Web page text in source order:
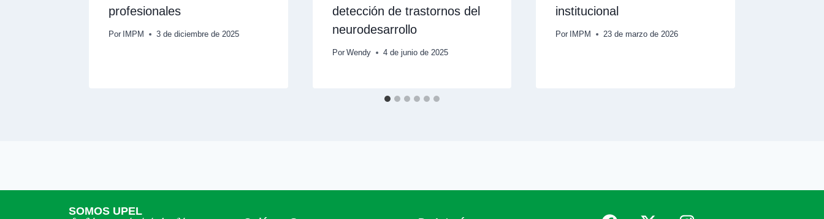
profesionales
Por IMPM 3 de diciembre de 2025
detección de trastornos del
neurodesarrollo
Por Wendy 4 de junio de 2025
institucional
Por IMPM 23 de marzo de 2026
SOMOS UPEL